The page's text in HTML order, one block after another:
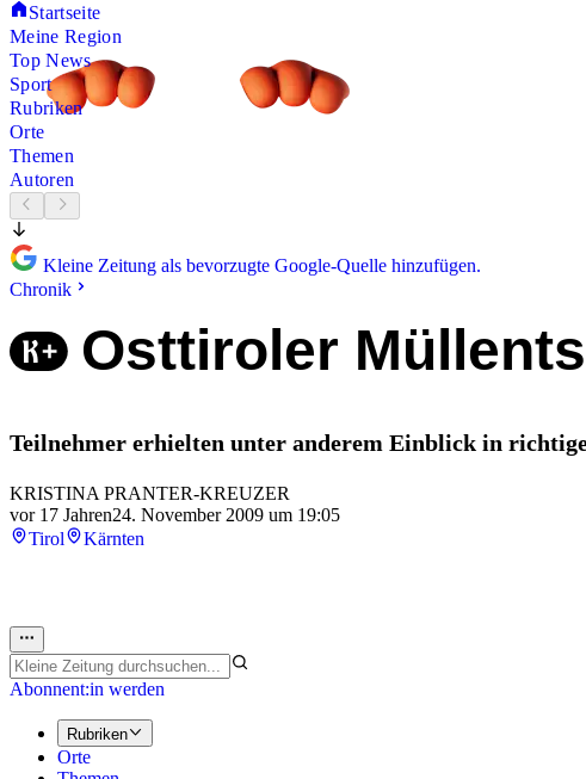
Startseite
Meine Region
Top News
Sport
Rubriken
Orte
Themen
Autoren
Kleine Zeitung als bevorzugte Google-Quelle hinzufügen.
Chronik
Osttiroler
Teilnehmer erhielten unter anderem Einblick in
KRISTINA PRANTER-KREUZER
vor 17 Jahren24. November 2009 um 19:05
Tirol
Kärnten
Abonnent:in werden
Rubriken
Orte